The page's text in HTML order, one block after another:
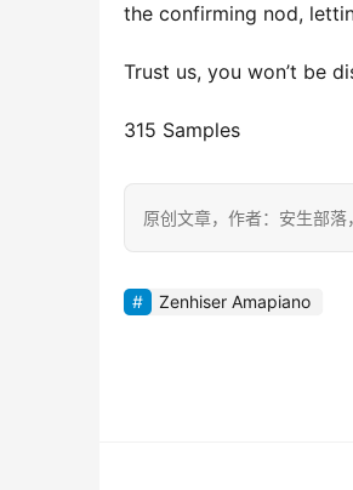
the confirming nod,
Trust us, you won’t be
315 Samples
原创文章，作者：安生部
Zenhiser Amapiano